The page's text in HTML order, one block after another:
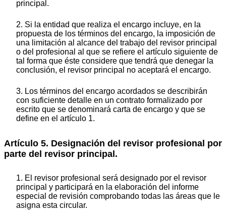
principal.
2. Si la entidad que realiza el encargo incluye, en la
propuesta de los términos del encargo, la imposición de
una limitación al alcance del trabajo del revisor principal
o del profesional al que se refiere el artículo siguiente de
tal forma que éste considere que tendrá que denegar la
conclusión, el revisor principal no aceptará el encargo.
3. Los términos del encargo acordados se describirán
con suficiente detalle en un contrato formalizado por
escrito que se denominará carta de encargo y que se
define en el artículo 1.
Artículo 5. Designación del revisor profesional por
parte del revisor principal.
1. El revisor profesional será designado por el revisor
principal y participará en la elaboración del informe
especial de revisión comprobando todas las áreas que le
asigna esta circular.